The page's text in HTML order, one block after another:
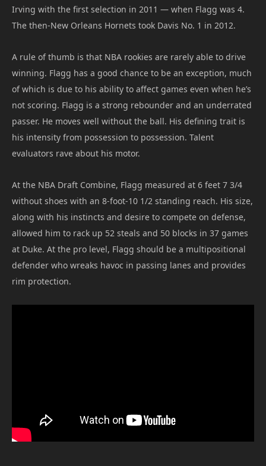
Irving with the first selection in 2011 — when Flagg was 4.
The then-New Orleans Hornets took Davis No. 1 in 2012.
A rule of thumb is that NBA rookies are rarely able to drive
winning. Flagg has a good chance to be an exception, much
of which is due to his ability to affect games even when he’s
not scoring. Flagg is a strong rebounder and an underrated
passer. He moves well without the ball. His defining trait is
his intensity from possession to possession. Talent
evaluators rave about his motor.
At the NBA Draft Combine, Flagg measured at 6 feet 7 3/4
without shoes with an 8-foot-10 1/2 standing reach. His size,
along with his instincts and desire to compete on defense,
allowed him to rack up 52 steals and 50 blocks in 37 games
at Duke. At the pro level, Flagg should be a multipositional
defender who wreaks havoc in passing lanes and provides
rim protection.